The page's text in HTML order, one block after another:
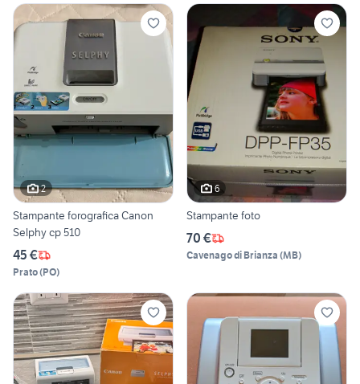
2
Stampante forografica Canon
Selphy cp 510
45 €
Prato(PO)
6
Stampante foto
70 €
Cavenago di Brianza (MB)